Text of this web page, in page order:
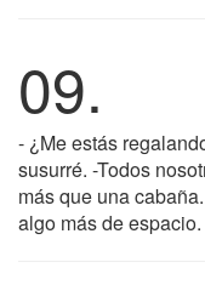
09.
- ¿Me estás
susurré. -Todos
más que una
algo más de